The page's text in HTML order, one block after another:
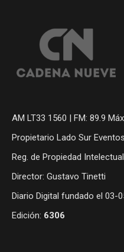
AM LT33 1560 | FM: 89.9
Propietario Lado Sur
Reg. de Propiedad
Director: Gustavo Tinetti
Diario Digital fundado el 03-
Edición: 6306